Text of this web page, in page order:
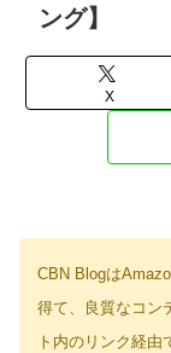
ング】
X
CBN Blogは
得て、良質なコン
ト内のリンク経由